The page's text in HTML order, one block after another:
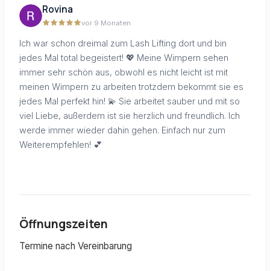
Rovina
vor 9 Monaten
Ich war schon dreimal zum Lash Lifting dort und bin
jedes Mal total begeistert! 💖 Meine Wimpern sehen
immer sehr schön aus, obwohl es nicht leicht ist mit
meinen Wimpern zu arbeiten trotzdem bekommt sie es
jedes Mal perfekt hin! 💫 Sie arbeitet sauber und mit so
viel Liebe, außerdem ist sie herzlich und freundlich. Ich
werde immer wieder dahin gehen. Einfach nur zum
Weiterempfehlen! 💕
Öffnungszeiten
Termine nach Vereinbarung